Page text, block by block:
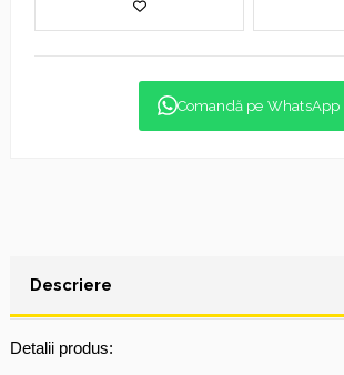
Comandă pe WhatsApp
Descriere
Detalii produs: